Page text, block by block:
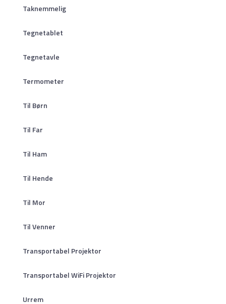
Taknemmelig
Tegnetablet
Tegnetavle
Termometer
Til Børn
Til Far
Til Ham
Til Hende
Til Mor
Til Venner
Transportabel Projektor
Transportabel WiFi Projektor
Urrem